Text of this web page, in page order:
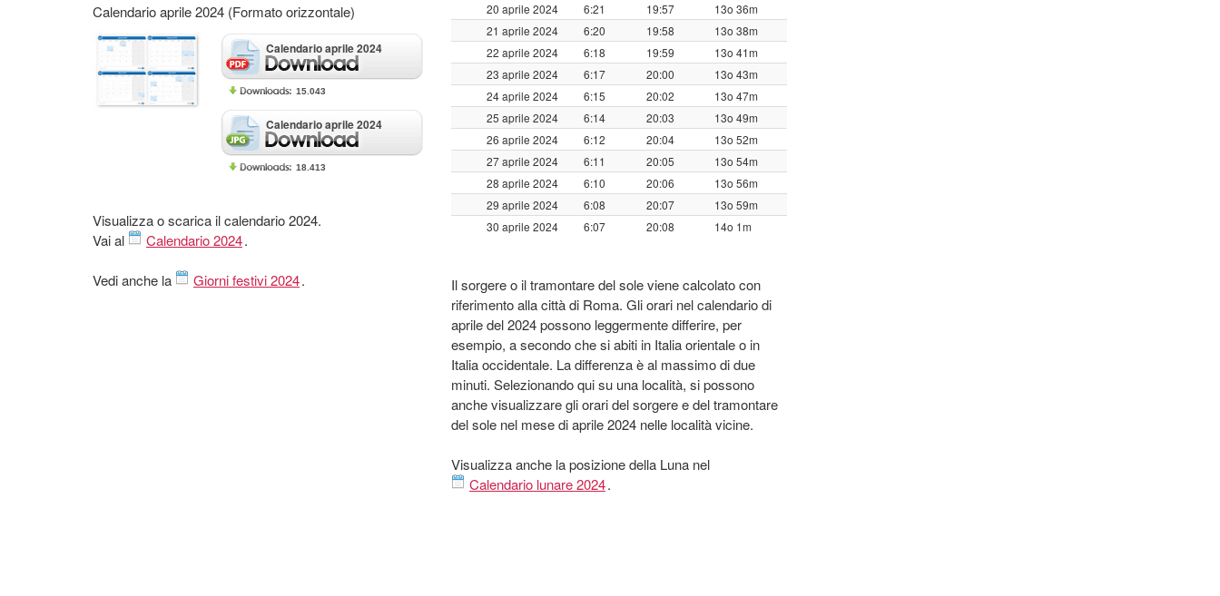
Calendario aprile 2024 (Formato orizzontale)
Calendario aprile 2024
15.043
Calendario aprile 2024
18.413
Visualizza o scarica il calendario 2024.
Vai al
Calendario 2024.
Vedi anche la Giorni festivi 2024.
20 aprile 2024
6:21 19:57
13o 36m
21 aprile 2024
6:20 19:58
13o 38m
22 aprile 2024
6:18 19:59
13o 41m
23 aprile 2024
6:17 20:00
13o 43m
24 aprile 2024
6:15 20:02
13o 47m
25 aprile 2024
6:14 20:03
13o 49m
26 aprile 2024
6:12 20:04
13o 52m
27 aprile 2024
6:11 20:05
13o 54m
28 aprile 2024
6:10 20:06
13o 56m
29 aprile 2024
6:08 20:07
13o 59m
30 aprile 2024
6:07 20:08 14o 1m
Il sorgere o il tramontare del sole viene calcolato con
riferimento alla città di Roma. Gli orari nel calendario di
aprile del 2024 possono leggermente differire, per
esempio, a secondo che si abiti in Italia orientale o in
Italia occidentale. La differenza è al massimo di due
minuti. Selezionando qui su una località, si possono
anche visualizzare gli orari del sorgere e del tramontare
del sole nel mese di aprile 2024 nelle località vicine.
Visualizza anche la posizione della Luna nel
Calendario lunare 2024.